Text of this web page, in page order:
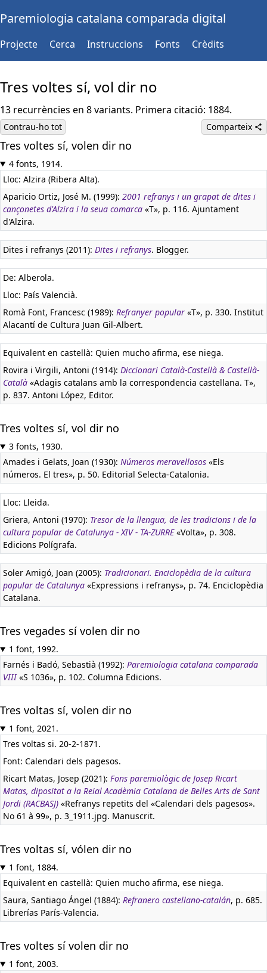
Paremiologia catalana comparada digital
Projecte Cerca Instruccions Fonts Crèdits
Tres voltes sí, vol dir no
13 recurrències en 8 variants. Primera citació: 1884.
Contrau-ho tot Comparteix
Tres voltes sí, volen dir no
4 fonts, 1914.
Lloc: Alzira (Ribera Alta).
Aparicio Ortiz, José M. (1999): 2001 refranys i un grapat de dites i
cançonetes d'Alzira i la seua comarca «T», p. 116. Ajuntament
d'Alzira.
Dites i refranys (2011): Dites i refranys. Blogger.
De: Alberola.
Lloc: País Valencià.
Romà Font, Francesc (1989): Refranyer popular «T», p. 330. Institut
Alacantí de Cultura Juan Gil-Albert.
Equivalent en castellà: Quien mucho afirma, ese niega.
Rovira i Virgili, Antoni (1914): Diccionari Català-Castellà & Castellà-
Català «Adagis catalans amb la correspondencia castellana. T»,
p. 837. Antoni López, Editor.
Tres voltes sí, vol dir no
3 fonts, 1930.
Amades i Gelats, Joan (1930): Números meravellosos «Els
números. El tres», p. 50. Editorial Selecta-Catalonia.
Lloc: Lleida.
Griera, Antoni (1970): Tresor de la llengua, de les tradicions i de la
cultura popular de Catalunya - XIV - TA-ZURRE«Volta», p. 308.
Edicions Polígrafa.
Soler Amigó, Joan (2005): Tradicionari. Enciclopèdia de la cultura
popular de Catalunya «Expressions i refranys», p. 74. Enciclopèdia
Catalana.
Tres vegades sí volen dir no
1 font, 1992.
Farnés i Badó, Sebastià (1992): Paremiologia catalana comparada
VIII«S 1036», p. 102. Columna Edicions.
Tres voltas sí, volen dir no
1 font, 2021.
Tres voltas si. 20-2-1871.
Font: Calendari dels pagesos.
Ricart Matas, Josep (2021): Fons paremiològic de Josep Ricart
Matas, dipositat a la Reial Acadèmia Catalana de Belles Arts de Sant
Jordi (RACBASJ) «Refranys repetits del «Calendari dels pagesos».
No 61 à 99», p. 3_1911.jpg. Manuscrit.
Tres voltas sí, vólen dir no
1 font, 1884.
Equivalent en castellà: Quien mucho afirma, ese niega.
Saura, Santiago Ángel (1884): Refranero castellano-catalán, p. 685.
Librerías París-Valencia.
Tres voltes sí volen dir no
1 font, 2003.